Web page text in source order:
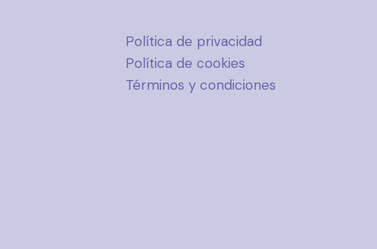
Política de privacidad
Política de cookies
Términos y condiciones